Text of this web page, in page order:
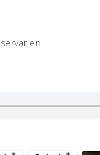
en